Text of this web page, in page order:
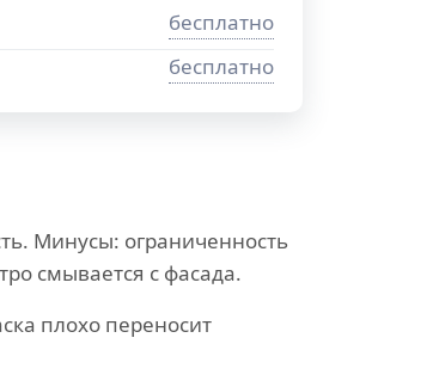
бесплатно
бесплатно
Минусы: ограниченность
смывается с фасада.
плохо переносит